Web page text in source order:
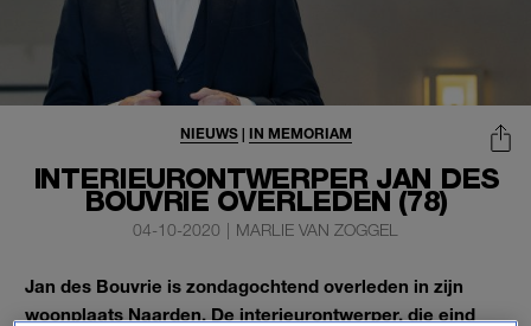
INTERIEURONTWERPER JAN DES
BOUVRIE OVERLEDEN (78)
NIEUWS| IN MEMORIAM
04-10-2020 | MARLIE VAN ZOGGEL
Jan des Bouvrie is zondagochtend overleden in zijn
woonplaats Naarden. De interieurontwerper, die eind